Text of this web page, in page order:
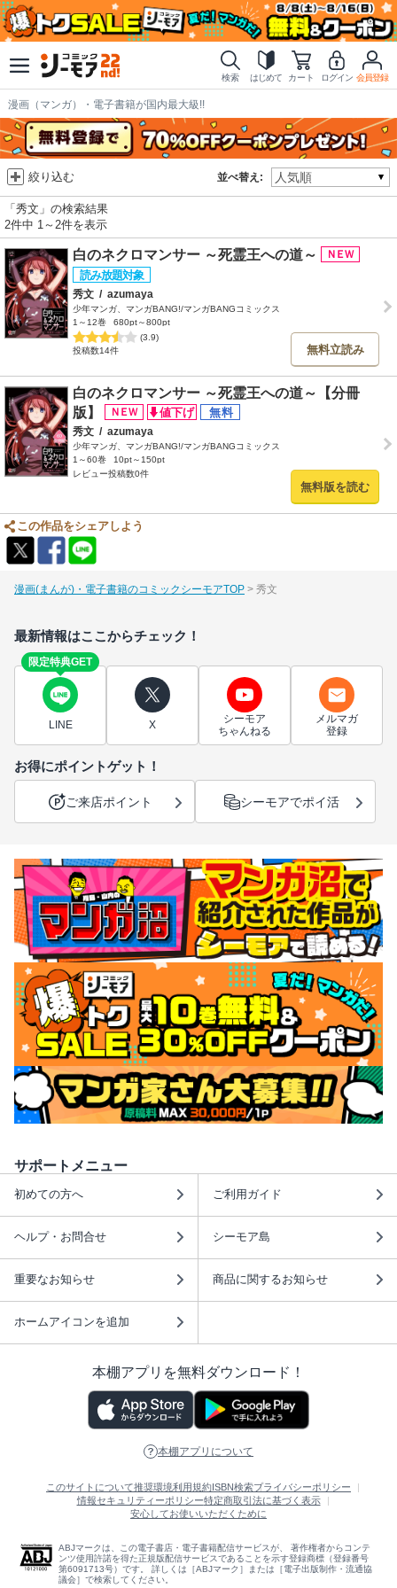
検索 はじめて カート ログイン 会員登録
漫画（マンガ）・電子書籍が国内最大級!!
並べ替え:
絞り込む
「秀文」の検索結果
2件中 1～2件を表示
白のネクロマンサー ～死霊王への道～
秀文 / azumaya
少年マンガ、マンガBANG!/マンガBANGコミックス
1～12巻
680pt～800pt
(3.9)
投稿数14件
無料立読み
白のネクロマンサー ～死霊王への道～【分冊
版】
秀文 / azumaya
少年マンガ、マンガBANG!/マンガBANGコミックス
1～60巻
10pt～150pt
レビュー投稿数0件
無料版を読む
この作品をシェアしよう
漫画(まんが)・電子書籍のコミックシーモアTOP 秀文
最新情報はここからチェック！
限定特典GET
LINE X
シーモア
ちゃんねる
メルマガ
登録
お得にポイントゲット！
ご来店ポイント シーモアでポイ活
サポートメニュー
初めての方へ ご利用ガイド
ヘルプ・お問合せ シーモア島
重要なお知らせ 商品に関するお知らせ
ホームアイコンを追加
本棚アプリを無料ダウンロード！
本棚アプリについて
このサイトについて推奨環境利用規約 ISBN検索プライバシーポリシー
情報セキュリティーポリシー特定商取引法に基づく表示
安心してお使いいただくために
ABJマークは、この電子書店・電子書籍配信サービスが、 著作権者からコンテ
ンツ使用許諾を得た正規版配信サービスであることを示す登録商標（登録番号
第6091713号）です。 詳しくは［ABJマーク］または［電子出版制作・流通協
議会］で検索してください。